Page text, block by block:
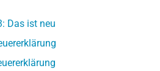
Das ist neu